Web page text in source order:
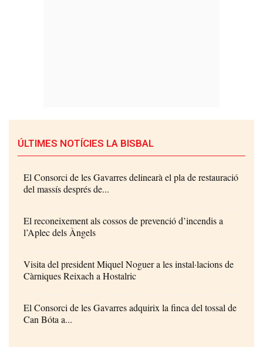
ÚLTIMES NOTÍCIES LA BISBAL
El Consorci de les Gavarres delinearà el pla de restauració
del massís després de...
El reconeixement als cossos de prevenció d’incendis a
l’Aplec dels Àngels
Visita del president Miquel Noguer a les instal·lacions de
Càrniques Reixach a Hostalric
El Consorci de les Gavarres adquirix la finca del tossal de
Can Bóta a...